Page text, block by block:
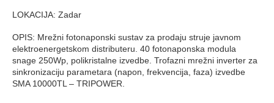
LOKACIJA: Zadar
OPIS: Mrežni fotonaponski sustav za prodaju struje javnom
elektroenergetskom distributeru. 40 fotonaponska modula
snage 250Wp, polikristalne izvedbe. Trofazni mrežni inverter za
sinkronizaciju parametara (napon, frekvencija, faza) izvedbe
SMA 10000TL – TRIPOWER.